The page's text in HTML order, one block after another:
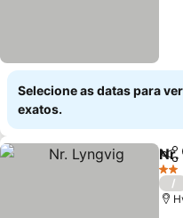
Selecione as datas para
exatos.
2
/